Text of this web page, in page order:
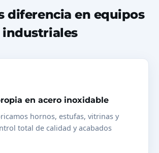
diferencia en equipos
industriales
en acero inoxidable
hornos, estufas, vitrinas y
total de calidad y acabados